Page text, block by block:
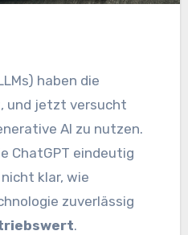
und jetzt versucht
AI zu nutzen.
ChatGPT eindeutig
klar, wie
zuverlässig
.